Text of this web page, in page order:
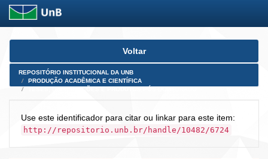
Skip
Voltar
REPOSITÓRIO INSTITUCIONAL DA UNB
PRODUÇÃO ACADÊMICA E CIENTÍFICA
Use este identificador para citar ou linkar para este item:
http://repositorio.unb.br/handle/10482/6724